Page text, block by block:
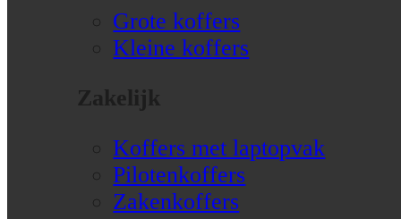
Grote koffers
Kleine koffers
Zakelijk
Koffers met laptopvak
Pilotenkoffers
Zakenkoffers